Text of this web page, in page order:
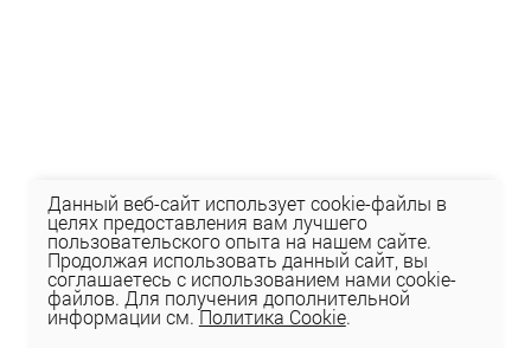
Данный веб-сайт использует cookie-файлы в
целях предоставления вам лучшего
пользовательского опыта на нашем сайте.
Продолжая использовать данный сайт, вы
соглашаетесь с использованием нами cookie-
файлов. Для получения дополнительной
информации см.Политика Cookie.